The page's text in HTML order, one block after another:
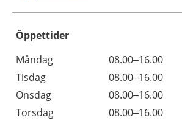
Öppettider
Dag
Öppettider
Kommentarer
Måndag
08.00–16.00
Tisdag
08.00–16.00
Onsdag
08.00–16.00
Torsdag
08.00–16.00